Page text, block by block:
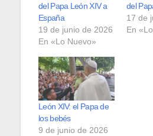
del Papa León XIV a
España
19 de junio de 2026
En «Lo Nuevo»
del
17 de
En
León XIV: el Papa de
los bebés
9 de junio de 2026